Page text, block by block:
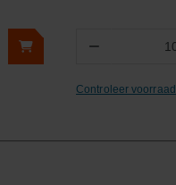
−
Controleer voorraad